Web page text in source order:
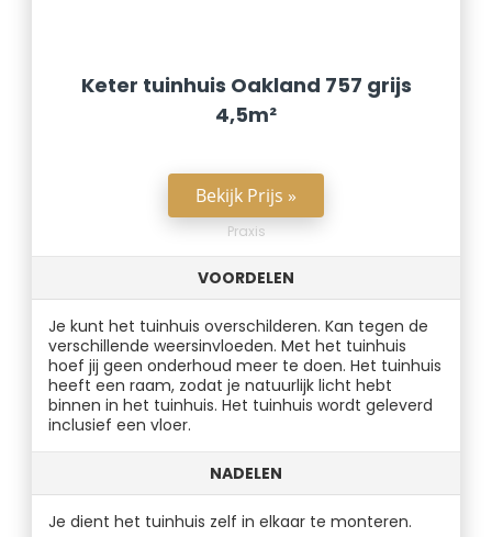
Keter tuinhuis Oakland 757 grijs
4,5m²
Bekijk Prijs »
Praxis
VOORDELEN
Je kunt het tuinhuis overschilderen. Kan tegen de
verschillende weersinvloeden. Met het tuinhuis
hoef jij geen onderhoud meer te doen. Het tuinhuis
heeft een raam, zodat je natuurlijk licht hebt
binnen in het tuinhuis. Het tuinhuis wordt geleverd
inclusief een vloer.
NADELEN
Je dient het tuinhuis zelf in elkaar te monteren.